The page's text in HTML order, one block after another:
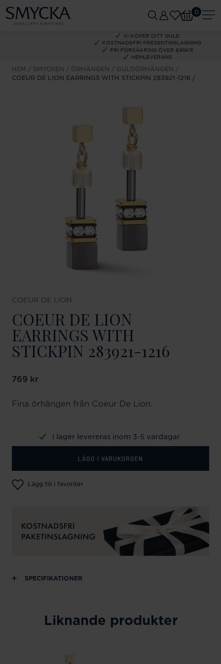
VI KÖPER DITT GULD
KOSTNADSFRI PRESENTINSLAGNING
FRI FÖRSÄKRING ÖVER 695KR
HEMLEVERANS
0
HEM SMYCKEN ÖRHÄNGEN
GULDÖRHÄNGEN
COEUR DE LION EARRINGS WITH STICKPIN 283921-1216
COEUR DE LION
COEUR DE LION
EARRINGS WITH
STICKPIN 283921-1216
Pris :769 kr
769 kr
Fina örhängen från Coeur De Lion.
I lager levereras inom 3-5 vardagar
LÄGG I VARUKORGEN
Lägg till i favoriter
SPECIFIKATIONER
Liknande produkter